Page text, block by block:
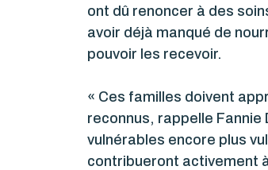
ont dû renoncer à des
avoir déjà manqué de
pouvoir les recevoir.
« Ces familles doivent
reconnus, rappelle
vulnérables encore plus
contribueront activement